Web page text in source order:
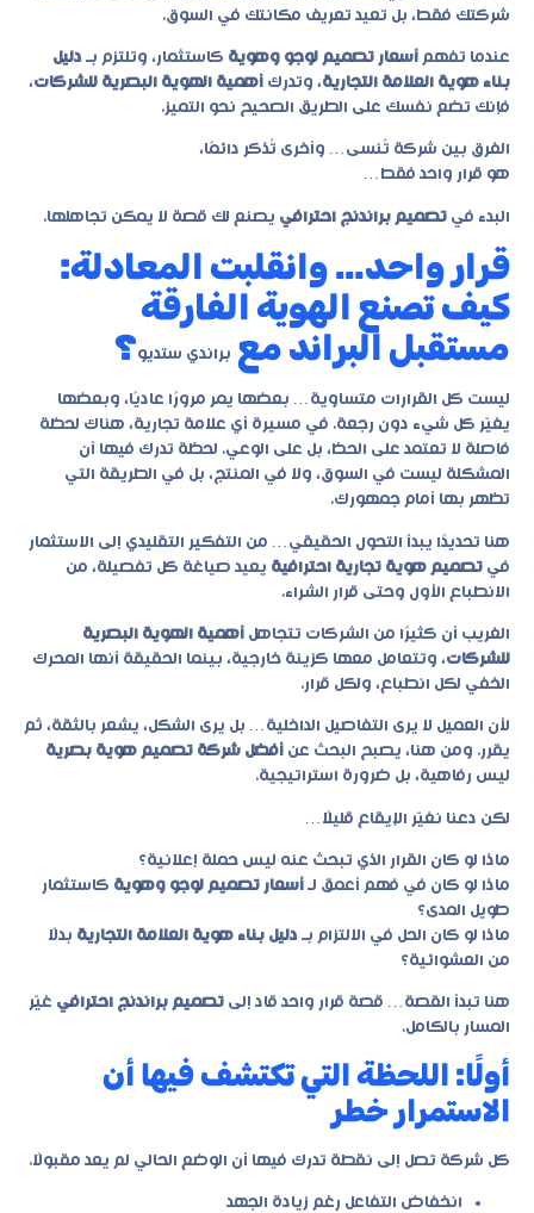
شركتك فقط، بل تعيد تعريف مكانتك في السوق.
عندما تفهم أسعار تصميم لوجو وهوية كاستثمار، وتلتزم بـ دليل
بناء هوية العلامة التجارية، وتدرك أهمية الهوية البصرية للشركات،
فإنك تضع نفسك على الطريق الصحيح نحو التميز.
الفرق بين شركة تُنسى… وأخرى تُذكر دائمًا،
هو قرار واحد فقط…
البدء في تصميم براندنج احترافي يصنع لك قصة لا يمكن تجاهلها.
قرار واحد… وانقلبت المعادلة:
كيف تصنع الهوية الفارقة
مستقبل البراند مع براندي ستديو؟
ليست كل القرارات متساوية… بعضها يمر مرورًا عاديًا، وبعضها
يغيّر كل شيء دون رجعة. في مسيرة أي علامة تجارية، هناك لحظة
فاصلة لا تعتمد على الحظ، بل على الوعي. لحظة تدرك فيها أن
المشكلة ليست في السوق، ولا في المنتج، بل في الطريقة التي
تظهر بها أمام جمهورك.
هنا تحديدًا يبدأ التحول الحقيقي… من التفكير التقليدي إلى الاستثمار
في تصميم هوية تجارية احترافية يعيد صياغة كل تفصيلة، من
الانطباع الأول وحتى قرار الشراء.
الغريب أن كثيرًا من الشركات تتجاهل أهمية الهوية البصرية
للشركات، وتتعامل معها كزينة خارجية، بينما الحقيقة أنها المحرك
الخفي لكل انطباع، ولكل قرار.
لأن العميل لا يرى التفاصيل الداخلية… بل يرى الشكل، يشعر بالثقة، ثم
يقرر. ومن هنا، يصبح البحث عن أفضل شركة تصميم هوية بصرية
ليس رفاهية، بل ضرورة استراتيجية.
لكن دعنا نغيّر الإيقاع قليلًا…
ماذا لو كان القرار الذي تبحث عنه ليس حملة إعلانية؟
ماذا لو كان في فهم أعمق لـ أسعار تصميم لوجو وهوية كاستثمار
طويل المدى؟
ماذا لو كان الحل في الالتزام بـ دليل بناء هوية العلامة التجارية بدلًا
من العشوائية؟
هنا تبدأ القصة… قصة قرار واحد قاد إلى تصميم براندنج احترافي غيّر
المسار بالكامل.
أولًا: اللحظة التي تكتشف فيها أن
الاستمرار خطر
كل شركة تصل إلى نقطة تدرك فيها أن الوضع الحالي لم يعد مقبولًا.
انخفاض التفاعل رغم زيادة الجهد